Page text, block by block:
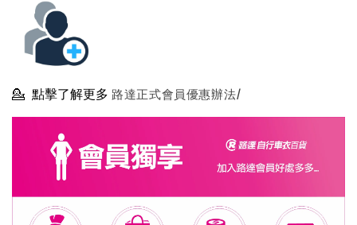
💁 點擊了解更多 路達正式會員優惠辦法/